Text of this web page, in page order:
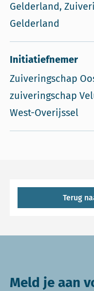
Gelderland,
Gelderland
Initiatiefnemer
Zuiveringschap
zuiveringschap
West-Overijssel
Terug
Meld je aan